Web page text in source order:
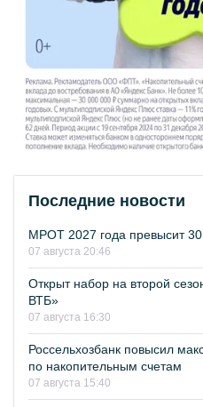
Последние новости
МРОТ 2027 года превысит 30
07 августа 20:46
Открыт набор на второй
ВТБ»
07 августа 16:30
Россельхозбанк повысил
по накопительным счетам
07 августа 15:40